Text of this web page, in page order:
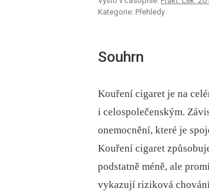
Kategorie: Přehledy
Souhrn
Kouření cigaret je na
i celospolečenským.
onemocnění, které je
Kouření cigaret
podstatně méně, ale
vykazují riziková